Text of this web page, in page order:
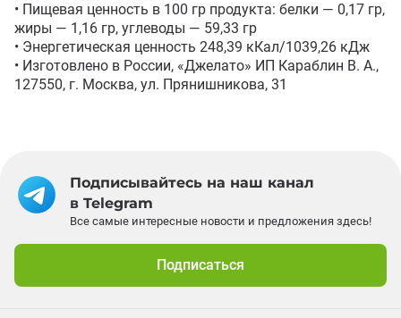
• Пищевая ценность в 100 гр продукта: белки — 0,17 гр,
жиры — 1,16 гр, углеводы — 59,33 гр
• Энергетическая ценность 248,39 кКал/1039,26 кДж
• Изготовлено в России, «Джелато» ИП Караблин В. А.,
127550, г. Москва, ул. Прянишникова, 31
Подписывайтесь на наш канал
в Telegram
Все самые интересные новости и предложения здесь!
Подписаться